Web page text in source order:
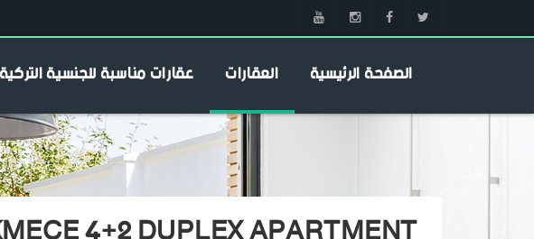
الصفحة الرئيسية العقارات عقارات مناسبة للجنسية التركية